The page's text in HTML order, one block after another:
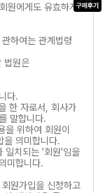
원에게도 유효하게
하여는 관계법령
법원은
다.
한 자로서, 회사가
말합니다.
위하여 회원이
을 의미합니다.
일치되는 '회원'임을
미합니다.
원가입을 신청하고